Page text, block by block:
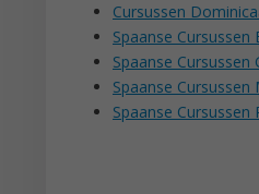
Cursussen
Spaanse Cursussen
Spaanse Cursussen
Spaanse Cursussen
Spaanse Cursussen